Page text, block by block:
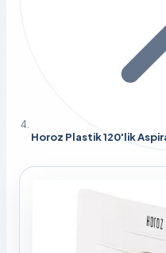
Horoz Plastik 120'lik